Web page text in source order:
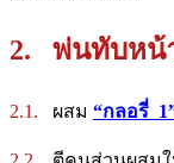
2. พ่นทับหน้
2.1. ผสม “กลอรี่